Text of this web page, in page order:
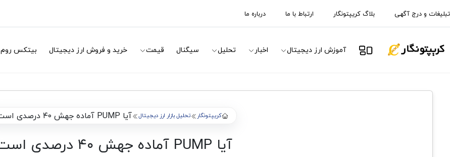
تبلیغات و درج آگهی بلاگ کریپتونگار ارتباط با ما درباره ما
آموزش ارز دیجیتال اخبار تحلیل سیگنال قیمت خرید و فروش ارز دیجیتال بیتکس روم
کریپتونگار تحلیل بازار ارز دیجیتال آیا PUMP آماده جهش ۴۰ درصدی است؟
آیا PUMP آماده جهش ۴۰ درصدی است؟